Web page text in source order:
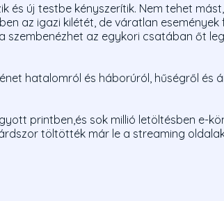
és új testbe kényszerítik. Nem tehet
az igazi kilétét, de váratlan események
szembenézhet az egykori csatában őt
hatalomról és háborúról, hűségről és
printben,és sok millió letöltésben e-
töltötték már le a streaming